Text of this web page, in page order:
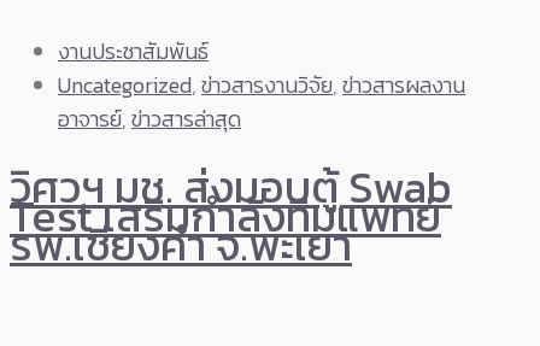
งานประชาสัมพันธ์
Uncategorized,ข่าวสารงานวิจัย,ข่าวสารผลงาน
อาจารย์,ข่าวสารล่าสุด
วิศวฯ มช. ส่งมอบตู้ Swab
Test เสริมกำลังทีมแพทย์
รพ.เชียงคำ จ.พะเยา